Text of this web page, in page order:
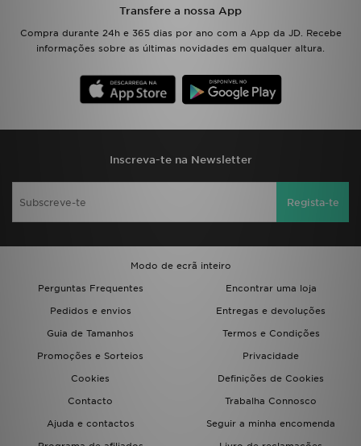
Transfere a nossa App
Compra durante 24h e 365 dias por ano com a App da JD. Recebe
informações sobre as últimas novidades em qualquer altura.
Inscreva-te na Newsletter
Regista-te
Modo de ecrã inteiro
Perguntas Frequentes
Encontrar uma loja
Pedidos e envios
Entregas e devoluções
Guia de Tamanhos
Termos e Condições
Promoções e Sorteios
Privacidade
Cookies
Definições de Cookies
Contacto
Trabalha Connosco
Ajuda e contactos
Seguir a minha encomenda